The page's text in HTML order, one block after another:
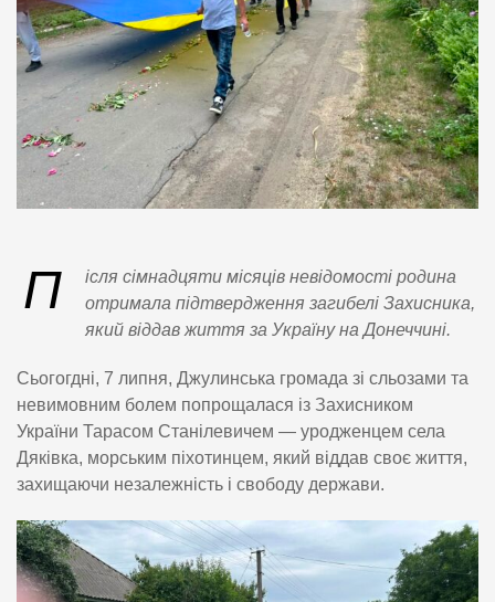
П
ісля сімнадцяти місяців невідомості родина
отримала підтвердження загибелі Захисника,
який віддав життя за Україну на Донеччині.
Сьогогдні, 7 липня, Джулинська громада зі сльозами та
невимовним болем попрощалася із Захисником
України Тарасом Станілевичем — уродженцем села
Дяківка, морським піхотинцем, який віддав своє життя,
захищаючи незалежність і свободу держави.